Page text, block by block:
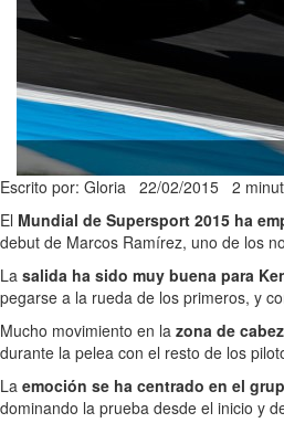
Escrito por: Gloria 22/02/2015 2
El Mundial de Supersport 2015 ha
debut de Marcos Ramírez, uno de los
La salida ha sido muy buena para
pegarse a la rueda de los primeros, y
Mucho movimiento en la zona de
durante la pelea con el resto de los
La emoción se ha centrado en el
dominando la prueba desde el inicio y